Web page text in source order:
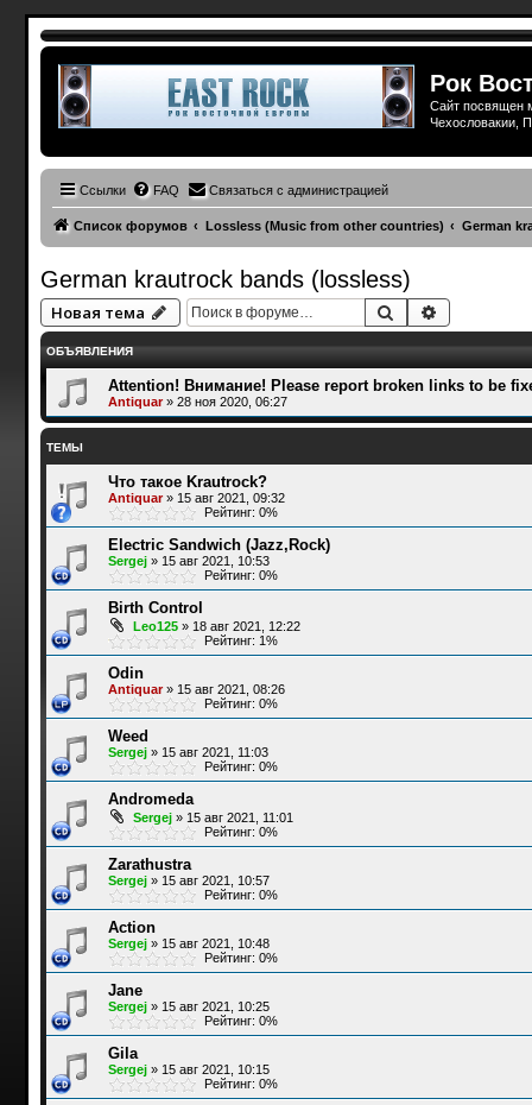
Рок
Сайт посвящен
Чехословакии,
Ссылки FAQ Связаться с администрацией
Список форумов Lossless (Music from other countries) German
German krautrock bands (lossless)
Новая тема Поиск
ОБЪЯВЛЕНИЯ
Attention! Внимание! Please report broken links to be
Antiquar» 28 ноя 2020, 06:27
ТЕМЫ
Что такое Krautrock?
Antiquar» 15 авг 2021, 09:32
Рейтинг: 0%
Electric Sandwich (Jazz,Rock)
Sergej» 15 авг 2021, 10:53
Рейтинг: 0%
Birth Control
Leo125» 18 авг 2021, 12:22
Рейтинг: 1%
Odin
Antiquar» 15 авг 2021, 08:26
Рейтинг: 0%
Weed
Sergej» 15 авг 2021, 11:03
Рейтинг: 0%
Andromeda
Sergej» 15 авг 2021, 11:01
Рейтинг: 0%
Zarathustra
Sergej» 15 авг 2021, 10:57
Рейтинг: 0%
Action
Sergej» 15 авг 2021, 10:48
Рейтинг: 0%
Jane
Sergej» 15 авг 2021, 10:25
Рейтинг: 0%
Gila
Sergej» 15 авг 2021, 10:15
Рейтинг: 0%